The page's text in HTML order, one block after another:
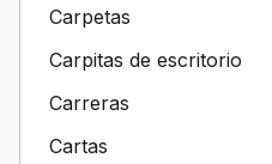
Carpetas
Carpitas de escritorio
Carreras
Cartas